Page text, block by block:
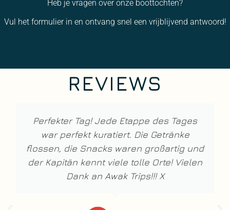
Heb je vragen over onze boottochten?
Vul het formulier in en ontvang snel een vrijblijvend antwoord!
REVIEWS
Die beste Erfahrung, die ich auf Ibiza
gemacht habe: Ich und meine Familie
haben Awake Trips im Juni gebucht. Wir
waren an vielen schönen Orten mit
kristallklarem Wasser. Die Kinder hatten
waren fantastisch und wir hatten einen